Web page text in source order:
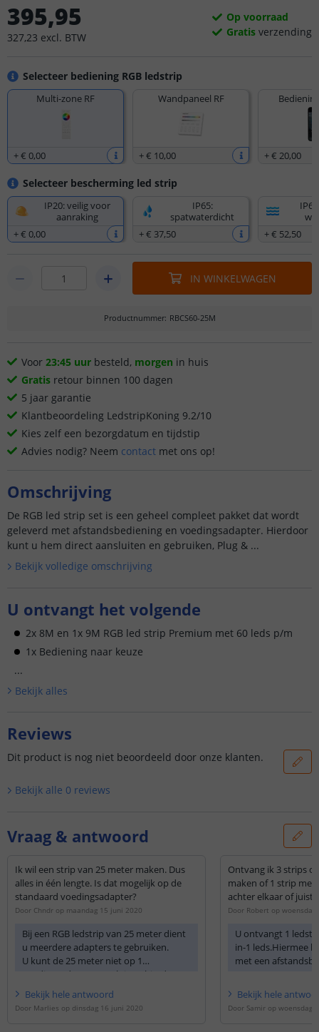
Selecteer bediening RGB ledstrip
Multi-zone RF
+€ 0,00
Wandpaneel RF
+€ 10,00 +€ 20,00
Selecteer bescherming led strip
IP20: veilig voor
aanraking
+€ 0,00
IP65:
spatwaterdicht
+€ 37,50
+€ 52,50
395,95
327,23 excl. BTW
Op voorraad
Gratis verzending
IN WINKELWAGEN
Productnummer: RBCS60-25M
Voor 23:45 uur besteld, morgen in huis
Gratis retour binnen 100 dagen
5 jaar garantie
Klantbeoordeling LedstripKoning 9.2/10
Kies zelf een bezorgdatum en tijdstip
Advies nodig? Neem contact met ons op!
Omschrijving
De RGB led strip set is een geheel compleet pakket dat wordt
geleverd met afstandsbediening en voedingsadapter. Hierdoor
kunt u hem direct aansluiten en gebruiken, Plug & ...
Bekijk volledige omschrijving
U ontvangt het volgende
2x 8M en 1x 9M RGB led strip Premium met 60 leds p/m
1x Bediening naar keuze
...
Bekijk alles
Reviews
Dit product is nog niet beoordeeld door onze klanten.
Bekijk alle 0 reviews
Vraag & antwoord
Ik wil een strip van 25 meter maken. Dus
alles in één lengte. Is dat mogelijk op de
standaard voedingsadapter?
Door Chndr op maandag 15 juni 2020
Bij een RGB ledstrip van 25 meter dient
u meerdere adapters te gebruiken.
U kunt de 25 meter niet op 1
voedingsadapter aansluiten, hierdoor
einde van de ledstrip. 25 meter wordt
geleverd in 5 strips van 5 meter met 3
Bekijk hele antwoord
Door Marlies op dinsdag 16 juni 2020
Ontvang ik 3 strips
maken of 1 strip met
achter elkaar of juist
Door Robert op
U ontvangt 1
in-1 leds.Hiermee
met een
Bekijk hele
Door Samir op woensdag